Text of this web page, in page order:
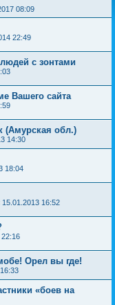
08:09
22:49
с зонтами
Вашего сайта
(Амурская обл.)
14:30
18:04
15.01.2013 16:52
Орел вы где!
«боев на